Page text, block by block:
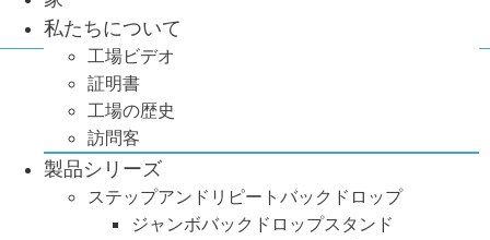
私たちについて
工場ビデオ
証明書
工場の歴史
訪問客
製品シリーズ
ステップアンドリピートバックドロップ
ジャンボバックドロップスタンド